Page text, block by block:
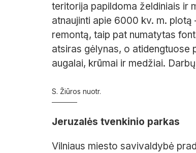
teritorija papildoma želdiniais ir
atnaujinti apie 6000 kv. m.
remontą, taip pat numatytas
atsiras gėlynas, o atidengtuose
augalai, krūmai ir medžiai.
S. Žiūros nuotr.
Jeruzalės tvenkinio parkas
Vilniaus miesto savivaldybė